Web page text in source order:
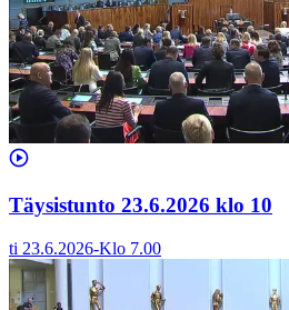
Täysistunto 23.6.2026 klo 10
ti 23.6.2026-Klo 7.00